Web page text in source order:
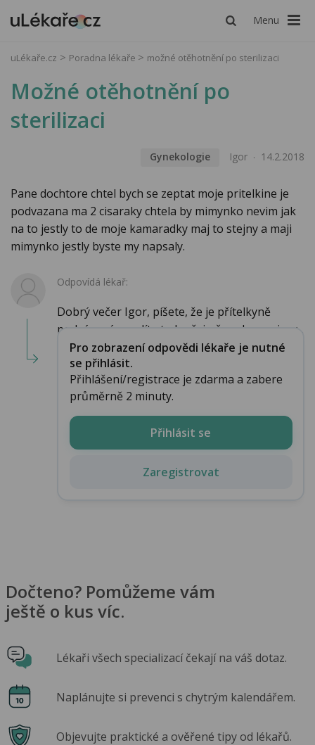
Menu
uLékaře.cz Poradna lékaře možné otěhotnění po sterilizaci
Možné otěhotnění po
sterilizaci
Gynekologie Igor 14.2.2018
Pane dochtore chtel bych se zeptat moje pritelkine je
podvazana ma 2 cisaraky chtela by mimynko nevim jak
na to jestly to de moje kamaradky maj to stejny a maji
mimynko jestly byste my napsaly.
Odpovídá lékař:
Dobrý večer Igor, píšete, že je přítelkyně
podvázaná, myslíte tedy zřejmě podvaz vejcov...
Pro zobrazení odpovědi lékaře je nutné
se přihlásit.
Přihlášení/registrace je zdarma a zabere
průměrně 2 minuty.
Přihlásit se
Zaregistrovat
Dočteno? Pomůžeme vám
ještě o kus víc.
Lékaři všech specializací čekají na váš dotaz.
Naplánujte si prevenci s chytrým kalendářem.
Objevujte praktické a ověřené tipy od lékařů.